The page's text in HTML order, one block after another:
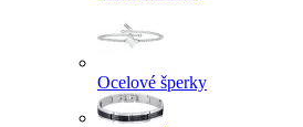
Ocelové šperky